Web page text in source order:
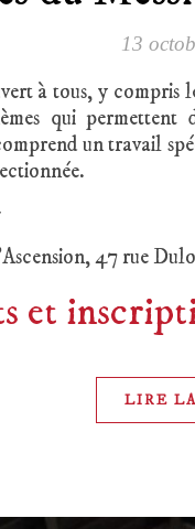
13
à tous, y compris
qui permettent
un travail
47 rue
et
LIRE